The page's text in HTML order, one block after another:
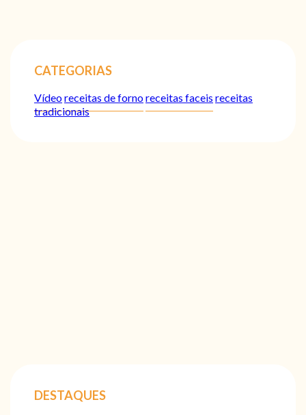
CATEGORIAS
Vídeoreceitas de fornoreceitas faceis receitas
tradicionais
DESTAQUES